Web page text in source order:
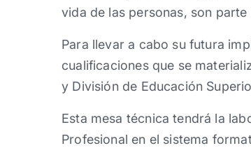
vida de las personas, son
Para llevar a cabo su futura
cualificaciones que se
y División de Educación
Esta mesa técnica tendrá la
Profesional en el sistema